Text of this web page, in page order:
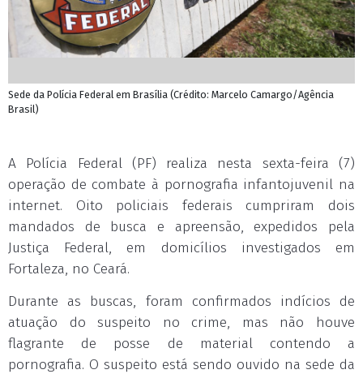
Sede da Polícia Federal em Brasília (Crédito: Marcelo Camargo/Agência
Brasil)
A Polícia Federal (PF) realiza nesta sexta-feira (7)
operação de combate à pornografia infantojuvenil na
internet. Oito policiais federais cumpriram dois
mandados de busca e apreensão, expedidos pela
Justiça Federal, em domicílios investigados em
Fortaleza, no Ceará.
Durante as buscas, foram confirmados indícios de
atuação do suspeito no crime, mas não houve
flagrante de posse de material contendo a
pornografia. O suspeito está sendo ouvido na sede da